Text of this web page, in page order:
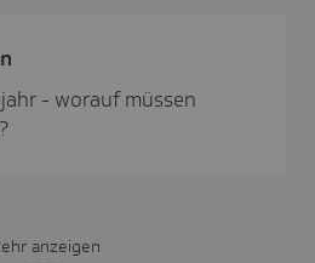
- worauf müssen
anzeigen